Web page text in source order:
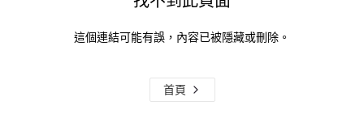
這個連結可能有誤，內容已被隱藏或刪除。
首頁